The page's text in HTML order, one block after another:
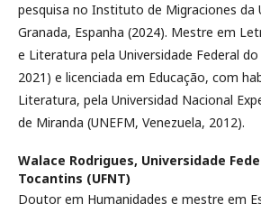
pesquisa no Instituto de Migraciones da
Granada, Espanha (2024). Mestre em
e Literatura pela Universidade Federal do
2021) e licenciada em Educação, com
Literatura, pela Universidad Nacional
de Miranda (UNEFM, Venezuela, 2012).
Walace Rodrigues, Universidade
Tocantins (UFNT)
Doutor em Humanidades e mestre em